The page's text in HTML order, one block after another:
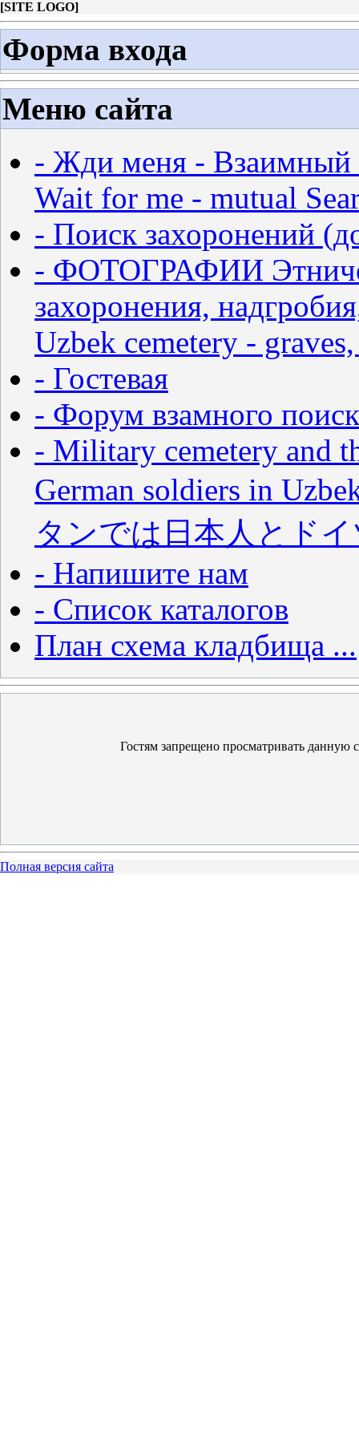
[SITE LOGO]
Форма входа
Меню сайта
- Жди меня - Взаимный
Wait for me - mutual
- Поиск захоронений
- ФОТОГРАФИИ
захоронения,
Uzbek cemetery -
- Гостевая
- Форум взамного
- Military cemetery and
German soldiers in
タンでは日本人とド
- Напишите нам
- Список каталогов
План схема кладбища ...
Гостям запрещено просматривать данную
Полная версия сайта